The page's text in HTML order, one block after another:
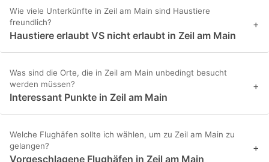
Wie viele Unterkünfte in Zeil am Main sind Haustiere
freundlich?
Haustiere erlaubt VS nicht erlaubt in Zeil am Main
+
Was sind die Orte, die in Zeil am Main unbedingt besucht
werden müssen?
Interessant Punkte in Zeil am Main
+
Welche Flughäfen sollte ich wählen, um zu Zeil am Main zu
gelangen?
Vorgeschlagene Flughäfen in Zeil am Main
+